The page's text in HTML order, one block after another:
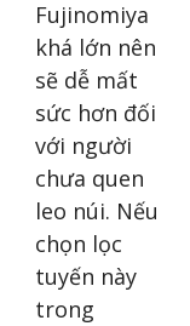
Fujinomiya
khá lớn nên
sẽ dễ mất
sức hơn đối
với người
chưa quen
leo núi. Nếu
chọn lọc
tuyến này
trong